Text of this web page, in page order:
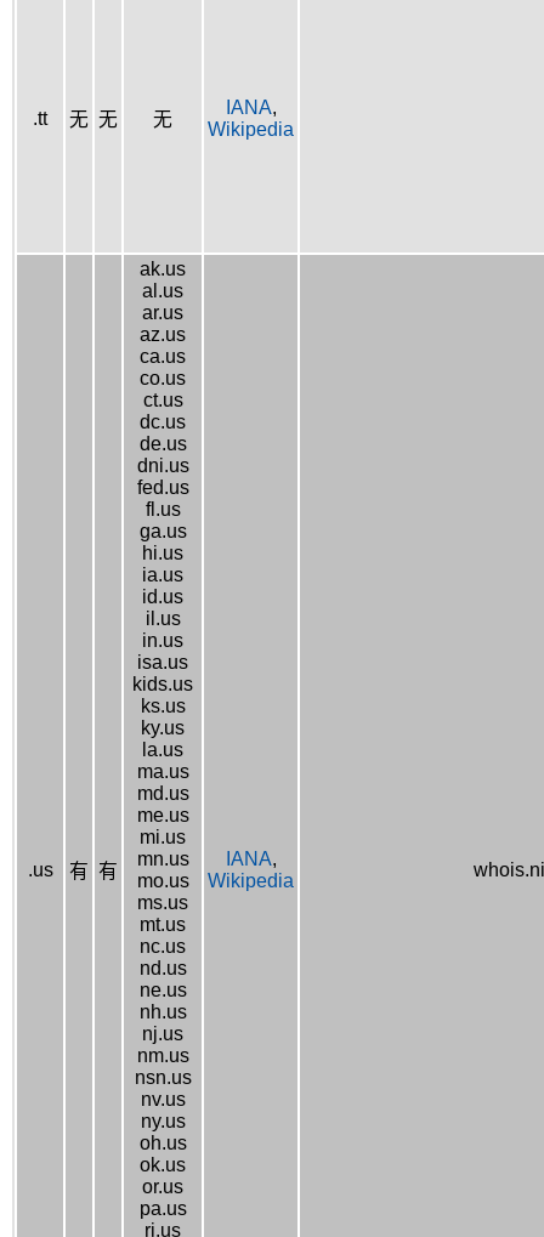
.tt 无 无 无
IANA,
Wikipedia
.us 有 有
ak.us
al.us
ar.us
az.us
ca.us
co.us
ct.us
dc.us
de.us
dni.us
fed.us
fl.us
ga.us
hi.us
ia.us
id.us
il.us
in.us
isa.us
kids.us
ks.us
ky.us
la.us
ma.us
md.us
me.us
mi.us
mn.us
mo.us
ms.us
mt.us
nc.us
nd.us
ne.us
nh.us
nj.us
nm.us
nsn.us
nv.us
ny.us
oh.us
ok.us
or.us
pa.us
ri.us
IANA,
Wikipedia